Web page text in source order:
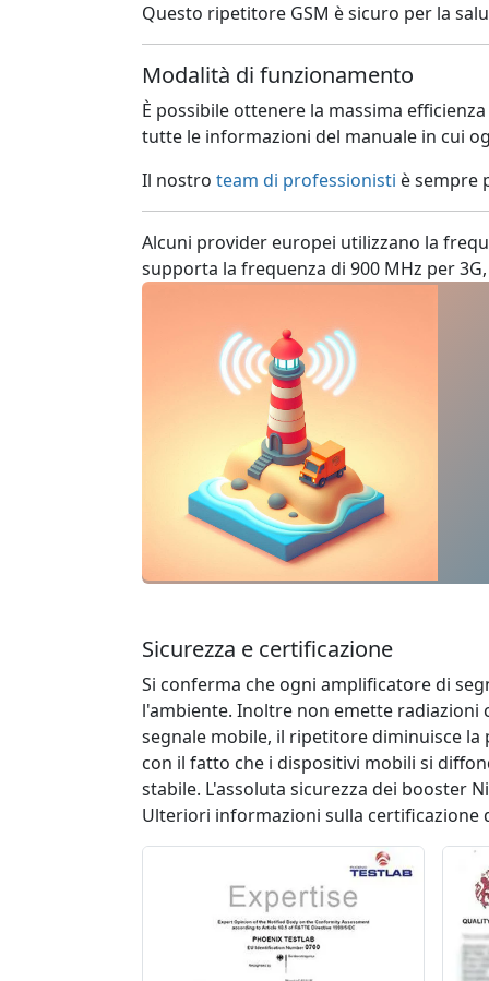
Questo ripetitore GSM è sicuro per la
Modalità di funzionamento
È possibile ottenere la massima
tutte le informazioni del manuale in cui
Il nostro team di professionisti è sempre
Alcuni provider europei utilizzano la
supporta la frequenza di 900 MHz per
Sicurezza e certificazione
Si conferma che ogni amplificatore di
l'ambiente. Inoltre non emette radiazioni
segnale mobile, il ripetitore diminuisce la
con il fatto che i dispositivi mobili si
stabile. L'assoluta sicurezza dei booster
Ulteriori informazioni sulla